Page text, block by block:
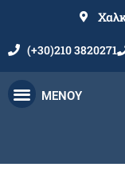
(+30)210 3820271
ΜΕΝΟΥ